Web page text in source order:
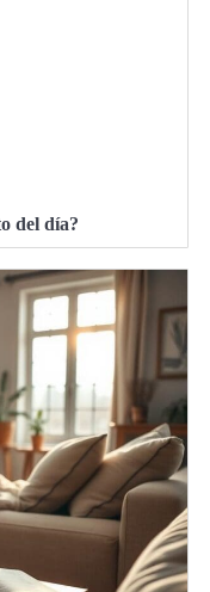
del día?